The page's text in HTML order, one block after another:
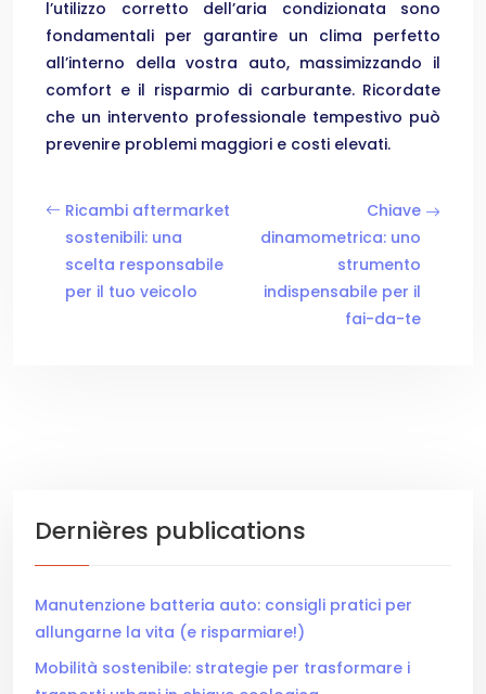
l’utilizzo corretto dell’aria condizionata sono
fondamentali per garantire un clima perfetto
all’interno della vostra auto, massimizzando il
comfort e il risparmio di carburante. Ricordate
che un intervento professionale tempestivo può
prevenire problemi maggiori e costi elevati.
Ricambi aftermarket
sostenibili: una
scelta responsabile
per il tuo veicolo
Chiave
dinamometrica: uno
strumento
indispensabile per il
fai-da-te
Dernières publications
Manutenzione batteria auto: consigli pratici per
allungarne la vita (e risparmiare!)
Mobilità sostenibile: strategie per trasformare i